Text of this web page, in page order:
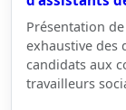
Présentation
exhaustive des
candidats aux
travailleurs